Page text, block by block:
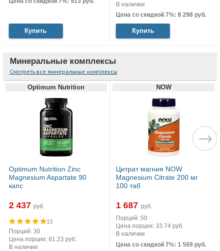
Купить
В наличии
Цена со скидкой 7%: 8 298 руб.
Купить
Минеральные комплексы
Смотреть все минеральные комплексы
Optimum Nutrition
Optimum Nutrition Zinc
Magnesium Aspartate 90
капс
2 437 руб.
13
Порций: 30
Цена порции: 81.23 руб.
В наличии
NOW
Цитрат магния NOW
Magnesium Citrate 200 мг
100 таб
1 687 руб.
Порций: 50
Цена порции: 33.74 руб.
В наличии
Цена со скидкой 7%: 1 569 руб.